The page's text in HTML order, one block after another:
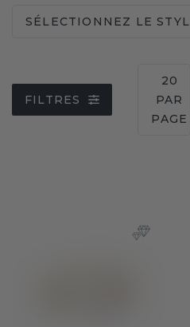
SÉLECTIONNEZ LE
FILTRES
20
PAR
PAGE